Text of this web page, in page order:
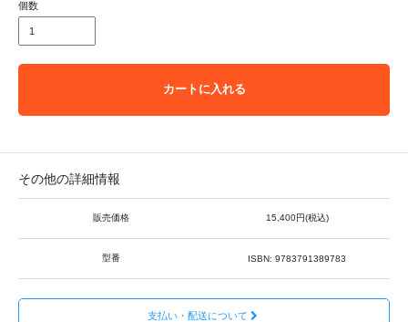
個数
カートに入れる
その他の詳細情報
販売価格 15,400円(税込)
型番 ISBN: 9783791389783
支払い・配送について